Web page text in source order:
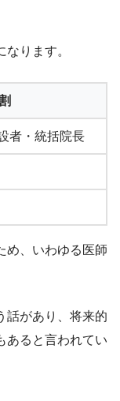
ります。
者・統括院長
め、いわゆる医師
話があり、将来的
あると言われてい